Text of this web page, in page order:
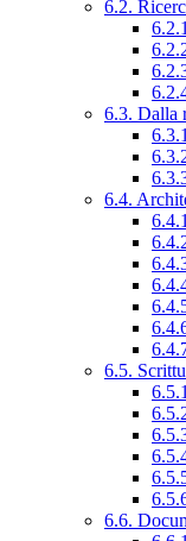
6.2.
6.3. Dalla
6.4.
6.5.
6.6.